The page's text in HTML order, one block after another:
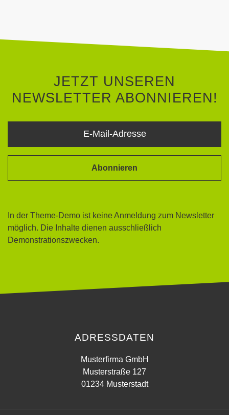
JETZT UNSEREN
NEWSLETTER ABONNIEREN!
Abonnieren
In der Theme-Demo ist keine Anmeldung zum Newsletter
möglich. Die Inhalte dienen ausschließlich
Demonstrationszwecken.
ADRESSDATEN
Musterfirma GmbH
Musterstraße 127
01234 Musterstadt